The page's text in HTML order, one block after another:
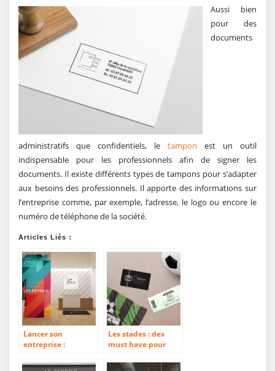
Aussi bien
pour des
documents
administratifs que confidentiels, le tampon est un outil
indispensable pour les professionnels afin de signer les
documents. Il existe différents types de tampons pour s’adapter
aux besoins des professionnels. Il apporte des informations sur
l’entreprise comme, par exemple, l’adresse, le logo ou encore le
numéro de téléphone de la société.
Articles Liés :
Lancer son
entreprise :
image efficacement
Les stades : des
must have pour
favorite